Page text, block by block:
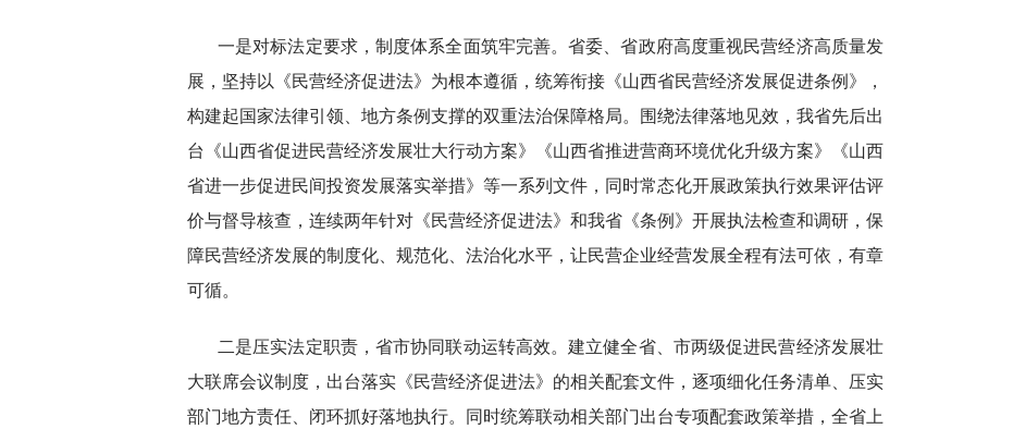
一是对标法定要求，制度体系全面筑牢完善。省委、省政府高度重视民营经济高质量发
展，坚持以《民营经济促进法》为根本遵循，统筹衔接《山西省民营经济发展促进条例》，
构建起国家法律引领、地方条例支撑的双重法治保障格局。围绕法律落地见效，我省先后出
台《山西省促进民营经济发展壮大行动方案》《山西省推进营商环境优化升级方案》《山西
省进一步促进民间投资发展落实举措》等一系列文件，同时常态化开展政策执行效果评估评
价与督导核查，连续两年针对《民营经济促进法》和我省《条例》开展执法检查和调研，保
障民营经济发展的制度化、规范化、法治化水平，让民营企业经营发展全程有法可依，有章
可循。
二是压实法定职责，省市协同联动运转高效。建立健全省、市两级促进民营经济发展壮
大联席会议制度，出台落实《民营经济促进法》的相关配套文件，逐项细化任务清单、压实
部门地方责任、闭环抓好落地执行。同时统筹联动相关部门出台专项配套政策举措，全省上